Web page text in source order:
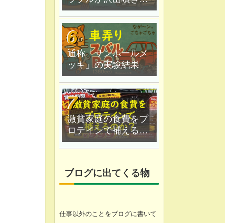
した｜６月の"かまっ
てちゃん"ツンデレ乱
舞
通称「サンポールメ
ッキ」の実験結果
激貧家庭の食費をプ
ロテインで補えるの
か？なが〜ン家は実
ブログに出てくる物
仕事以外のことをブログに書いて